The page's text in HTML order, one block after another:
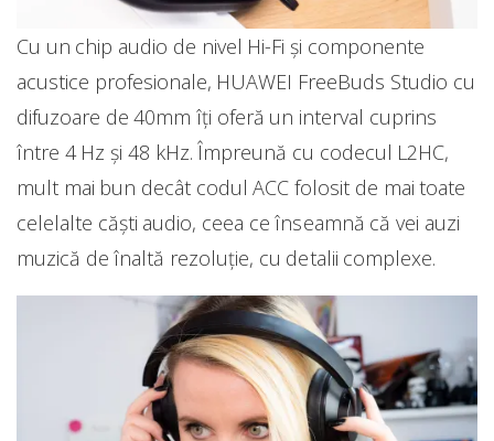
Cu un chip audio de nivel Hi-Fi şi componente
acustice profesionale, HUAWEI FreeBuds Studio cu
difuzoare de 40mm îți oferă un interval cuprins
între 4 Hz și 48 kHz. Împreună cu codecul L2HC,
mult mai bun decât codul ACC folosit de mai toate
celelalte căști audio, ceea ce înseamnă că vei auzi
muzică de înaltă rezoluție, cu detalii complexe.